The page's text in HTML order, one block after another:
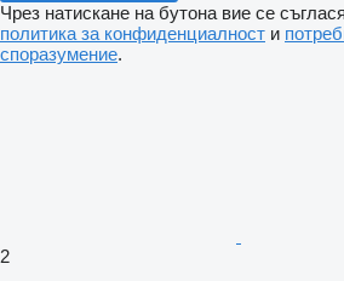
Чрез натискане на бутона вие се
политика за конфиденциалност и
споразумение.
2